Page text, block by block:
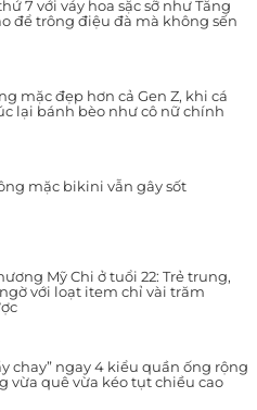
7 với váy hoa sặc sỡ như Tăng
để trông điệu đà mà không sến
mặc đẹp hơn cả Gen Z, khi cá
lại bánh bèo như cô nữ chính
mặc bikini vẫn gây sốt
Mỹ Chi ở tuổi 22: Trẻ trung,
với loạt item chỉ vài trăm
chay” ngay 4 kiểu quần ống rộng
vừa quê vừa kéo tụt chiều cao